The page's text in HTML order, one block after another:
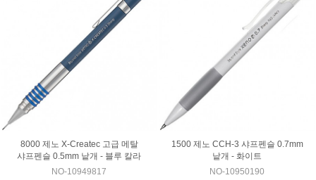
8000 제노 X-Createc 고급 메탈
샤프펜슬 0.5mm 낱개 - 블루 칼라
NO-10949817
1500 제노 CCH-3 샤프펜슬 0.7mm
낱개 - 화이트
NO-10950190